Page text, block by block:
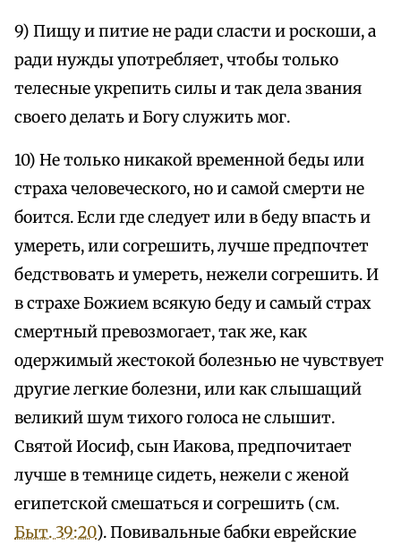
9) Пищу и питие не ради сласти и роскоши, а
ради нужды употребляет, чтобы только
телесные укрепить силы и так дела звания
своего делать и Богу служить мог.
10) Не только никакой временной беды или
страха человеческого, но и самой смерти не
боится. Если где следует или в беду впасть и
умереть, или согрешить, лучше предпочтет
бедствовать и умереть, нежели согрешить. И
в страхе Божием всякую беду и самый страх
смертный превозмогает, так же, как
одержимый жестокой болезнью не чувствует
другие легкие болезни, или как слышащий
великий шум тихого голоса не слышит.
Святой Иосиф, сын Иакова, предпочитает
лучше в темнице сидеть, нежели с женой
египетской смешаться и согрешить (см.
Быт. 39:20). Повивальные бабки еврейские